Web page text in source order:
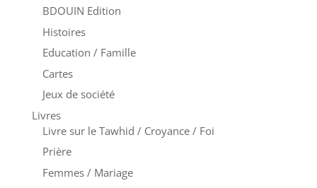
BDOUIN Edition
Histoires
Education / Famille
Cartes
Jeux de société
Livres
Livre sur le Tawhid / Croyance / Foi
Prière
Femmes / Mariage